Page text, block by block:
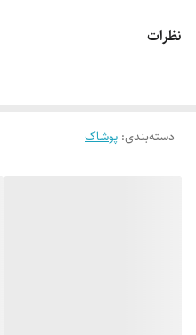
سایزبندی دقیق (small):
سایزبندی دقیق (medium):
نظرات
دسته‌بندی: پوشاک